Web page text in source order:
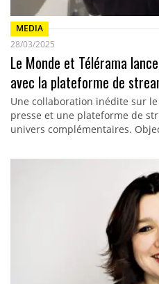
MEDIA
28/03/2025
Le Monde et Télérama
avec la plateforme de
Une collaboration inédite sur
presse et une plateforme de
univers complémentaires.